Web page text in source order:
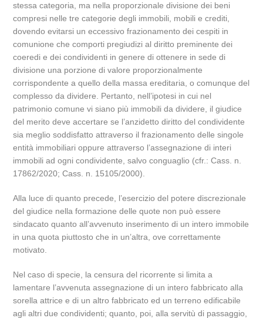
stessa categoria, ma nella proporzionale divisione dei beni
compresi nelle tre categorie degli immobili, mobili e crediti,
dovendo evitarsi un eccessivo frazionamento dei cespiti in
comunione che comporti pregiudizi al diritto preminente dei
coeredi e dei condividenti in genere di ottenere in sede di
divisione una porzione di valore proporzionalmente
corrispondente a quello della massa ereditaria, o comunque del
complesso da dividere. Pertanto, nell’ipotesi in cui nel
patrimonio comune vi siano più immobili da dividere, il giudice
del merito deve accertare se l’anzidetto diritto del condividente
sia meglio soddisfatto attraverso il frazionamento delle singole
entità immobiliari oppure attraverso l’assegnazione di interi
immobili ad ogni condividente, salvo conguaglio (cfr.: Cass. n.
17862/2020; Cass. n. 15105/2000).
Alla luce di quanto precede, l’esercizio del potere discrezionale
del giudice nella formazione delle quote non può essere
sindacato quanto all’avvenuto inserimento di un intero immobile
in una quota piuttosto che in un’altra, ove correttamente
motivato.
Nel caso di specie, la censura del ricorrente si limita a
lamentare l’avvenuta assegnazione di un intero fabbricato alla
sorella attrice e di un altro fabbricato ed un terreno edificabile
agli altri due condividenti; quanto, poi, alla servitù di passaggio,